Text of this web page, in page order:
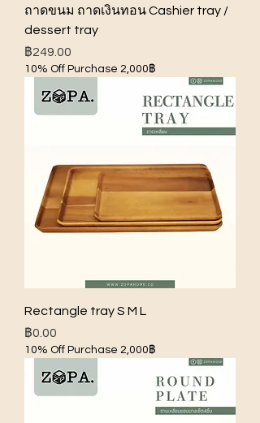
ถาดขนม ถาดเงินทอน Cashier tray /
dessert tray
ราคา
฿249.00
10% Off Purchase 2,000฿
Rectangle tray S M L
ราคา
฿0.00
10% Off Purchase 2,000฿